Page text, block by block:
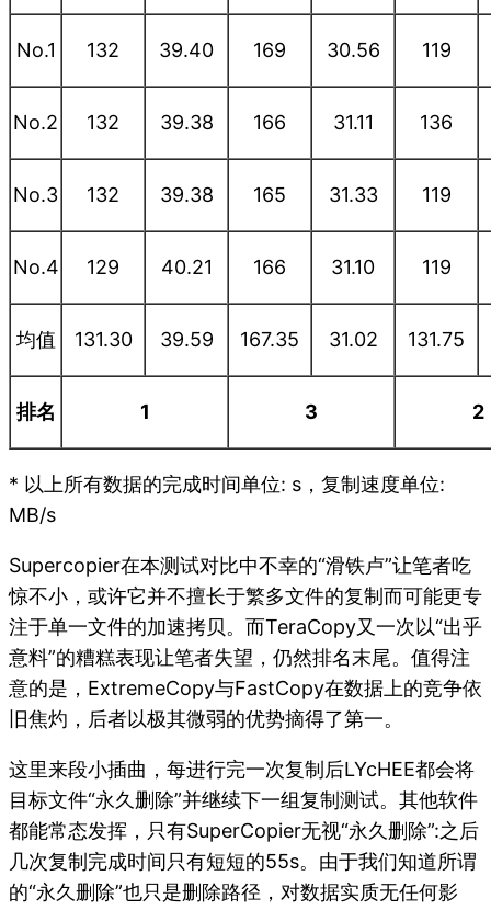
No.1 132 39.40 169 30.56 119
No.2 132 39.38 166 31.11 136
No.3 132 39.38 165 31.33 119
No.4 129 40.21 166 31.10 119
均值 131.30 39.59 167.35 31.02 131.75
排名 1 3 2
* 以上所有数据的完成时间单位: s，复制速度单位:
MB/s
Supercopier在本测试对比中不幸的“滑铁卢”让笔者吃
惊不小，或许它并不擅长于繁多文件的复制而可能更专
注于单一文件的加速拷贝。而TeraCopy又一次以“出乎
意料”的糟糕表现让笔者失望，仍然排名末尾。值得注
意的是，ExtremeCopy与FastCopy在数据上的竞争依
旧焦灼，后者以极其微弱的优势摘得了第一。
这里来段小插曲，每进行完一次复制后LYcHEE都会将
目标文件“永久删除”并继续下一组复制测试。其他软件
都能常态发挥，只有SuperCopier无视“永久删除”:之后
几次复制完成时间只有短短的55s。由于我们知道所谓
的“永久删除”也只是删除路径，对数据实质无任何影